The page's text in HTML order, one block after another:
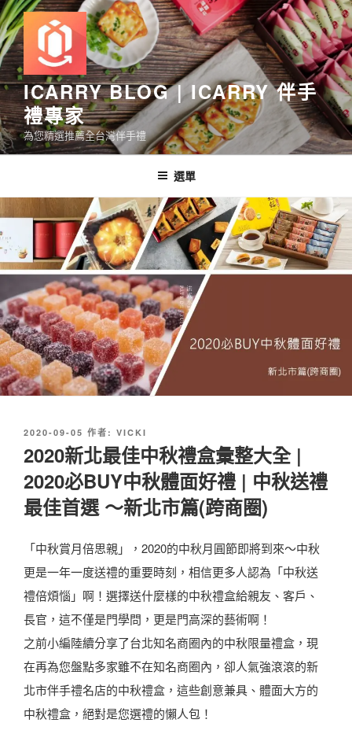
跳
至
主
要
內
容
ICARRY BLOG | ICARRY 伴手
禮專家
為您精選推薦全台灣伴手禮
選單
發
於
2020-09-05 作者: VICKI
2020新北最佳中秋禮盒彙整大全 |
2020必BUY中秋體面好禮 | 中秋送禮
最佳首選 ～新北市篇(跨商圈)
「中秋賞月倍思親」，2020的中秋月圓節即將到來～中秋
更是一年一度送禮的重要時刻，相信更多人認為「中秋送
禮倍煩惱」啊！選擇送什麼樣的中秋禮盒給親友、客戶、
長官，這不僅是門學問，更是門高深的藝術啊！
之前小編陸續分享了台北知名商圈內的中秋限量禮盒，現
在再為您盤點多家雖不在知名商圈內，卻人氣強滾滾的新
北市伴手禮名店的中秋禮盒，這些創意兼具、體面大方的
中秋禮盒，絕對是您選禮的懶人包！